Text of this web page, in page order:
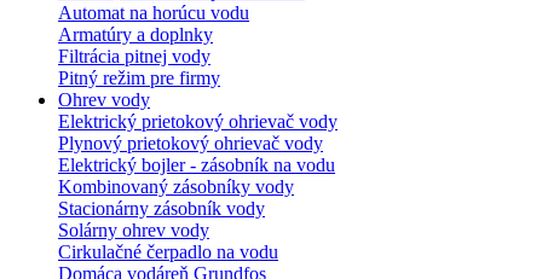
Automat na horúcu vodu
Armatúry a doplnky
Filtrácia pitnej vody
Pitný režim pre firmy
Ohrev vody
Elektrický prietokový ohrievač vody
Plynový prietokový ohrievač vody
Elektrický bojler - zásobník na vodu
Kombinovaný zásobníky vody
Stacionárny zásobník vody
Solárny ohrev vody
Cirkulačné čerpadlo na vodu
Domáca vodáreň Grundfos